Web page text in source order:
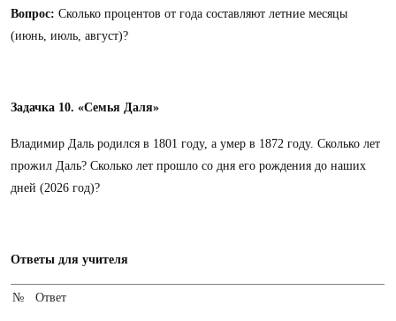
Вопрос: Сколько процентов от года составляют летние месяцы
(июнь, июль, август)?
Задачка 10. «Семья Даля»
Владимир Даль родился в 1801 году, а умер в 1872 году. Сколько лет
прожил Даль? Сколько лет прошло со дня его рождения до наших
дней (2026 год)?
Ответы для учителя
№ Ответ